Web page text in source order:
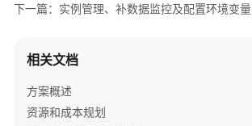
据
工
程
实
下一篇：实例管理、补数据监控及配置环境变量
相关文档
方案概述
资源和成本规划